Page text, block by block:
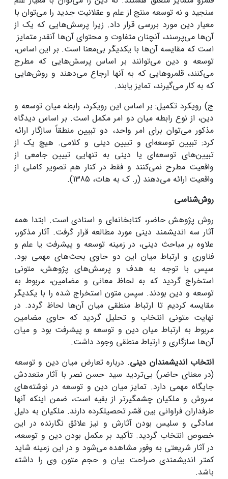
سنجید و نه توسعه منتج از علم و عقلانیت جدید را می‌توان با
معیار دین مورد بررسی قرار داد. زیرا پرسش‌هایی که یک از
آن‌ها می‌پرسند، آنچنان متفاوت و محتوای آن‌ها آنقدر متمایز
است که مقایسه آن‌ها با یکدیگر بی‌معنا است. بر این اساس،
توسعه و دین می‌توانند بر اساس پرسش‌هایی که مطرح
می‌کنند، قلمروهایی که به آنها ارجاع می‌دهند و روش‌هایی
که به کار می‌گیرند، تمایز یابند.
ج) رویکرد تکمیل: بر اساس این رویکرد، رابطه میان توسعه و
دین، از نوع رابطه میان دو امر مکمل است. بر اساس دیدگاه
مذکور می‌توان برای امر واحد، دو تبیین منطقاً سازگار ارائه
کرد: تبیین توسعه‌ای و تبیین دینی و کلامی. هیچ ‌یک از
تبیین‌های توسعه‌ای یا دینی به تنهایی تبیین جامعی از
واقعیت مطرح نمی‌کنند و فقط در کنار هم تصویر کاملی از
واقعیت ارائه می‌دهند (ر. ک به هات، 1385).
روش‌شناسی
روش پژوهش حاضر، کتابخانه‌ای و اسنادی است. ابتدا همه
آثار سه اندیشمند دینی مورد مطالعه قرار گرفت. آثار مذکور،
علاوه بر مباحث دینی، در زمینه توسعه و پیشرفت یا علم و
فناوری و ارتباط میان این ‌دو حاوی بحث‌های مهمی بود.
سپس با توجه به هدف و پرسش‌های پژوهش، متونی
استخراج گردید که به لحاظ معانی و مضامین، مربوط به
توسعه و دین بودند. سپس متون استخراج شده را با یکدیگر
مقایسه کردیم تا ارتباط منطقی میان آن‌ها لحاظ گردد. در
نهایت متونی انتخاب و تحلیل گردید که حاوی مضامین
مربوط به ارتباط میان دین و توسعه و پیشرفت بود و میان
آن‌ها سازگاری و ارتباط منطقی وجود داشت.
انتخاب اندیشمندان دینی. درباره تعارض میان دین و توسعه
(در معنای حاضر) بی‌تردید سید حسن نصر با آثار متعددش
جایگاه مهمی دارد. تمایز میان دین و توسعه در نوشته‌های
سروش و ملکیان چشمگیرتر از بقیه است، ضمن اینکه آنها
طرفداران فراوانی بین قشر تحصیلکرده دارند. ملکیان به دلیل
سادگی و سلیس بودن آثارش و نیز علائق نگارنده در این
خصوص انتخاب گردید. تأکید بر مکمل بودن دین و توسعه،
در آثار شریعتی به وفور مشاهده می‌شود و در این زمینه شاید
کمتر اندیشمندی صراحت بیان و حجم متون وی را داشته
باشد.